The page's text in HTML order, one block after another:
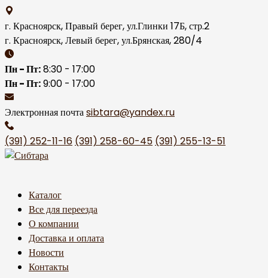
Skip
to
content
г. Красноярск, Правый берег, ул.Глинки 17Б, стр.2
г. Красноярск, Левый берег, ул.Брянская, 280/4
Пн - Пт:8:30 - 17:00
Пн - Пт:9:00 - 17:00
Электронная почтаsibtara@yandex.ru
(391) 252-11-16 (391) 258-60-45 (391) 255-13-51
Каталог
Все для переезда
О компании
Доставка и оплата
Новости
Контакты